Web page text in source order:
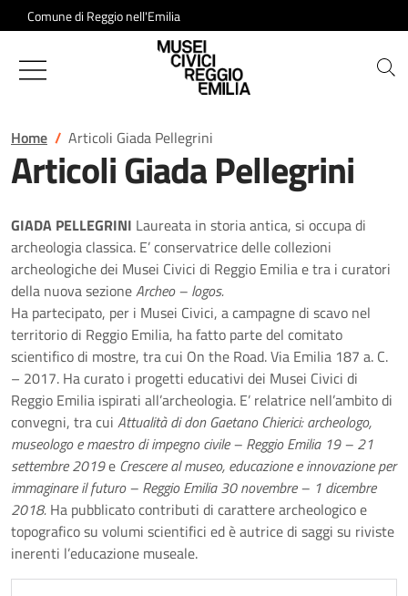
Salta al contenuto
Comune di Reggio nell'Emilia
Musei Civici di Reggio Emilia
Home Articoli Giada Pellegrini
Articoli Giada Pellegrini
GIADA PELLEGRINI Laureata in storia antica, si occupa di
archeologia classica. E’ conservatrice delle collezioni
archeologiche dei Musei Civici di Reggio Emilia e tra i curatori
della nuova sezioneArcheo – logos.
Ha partecipato, per i Musei Civici, a campagne di scavo nel
territorio di Reggio Emilia, ha fatto parte del comitato
scientifico di mostre, tra cui On the Road. Via Emilia 187 a. C.
– 2017. Ha curato i progetti educativi dei Musei Civici di
Reggio Emilia ispirati all’archeologia. E’ relatrice nell’ambito di
convegni, tra cui Attualità di don Gaetano Chierici: archeologo,
museologo e maestro di impegno civile – Reggio Emilia 19 – 21
settembre 2019e Crescere al museo, educazione e innovazione per
immaginare il futuro – Reggio Emilia 30 novembre – 1 dicembre
2018. Ha pubblicato contributi di carattere archeologico e
topografico su volumi scientifici ed è autrice di saggi su riviste
inerenti l’educazione museale.